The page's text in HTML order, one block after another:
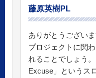
藤原英樹PL
ありがとうござい
プロジェクトに関
れることでしょう
Excuse」というス